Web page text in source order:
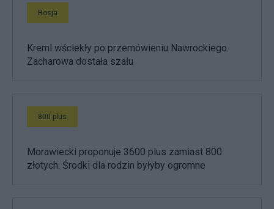
Rosja
Kreml wściekły po przemówieniu Nawrockiego.
Zacharowa dostała szału
800 plus
Morawiecki proponuje 3600 plus zamiast 800
złotych. Środki dla rodzin byłyby ogromne